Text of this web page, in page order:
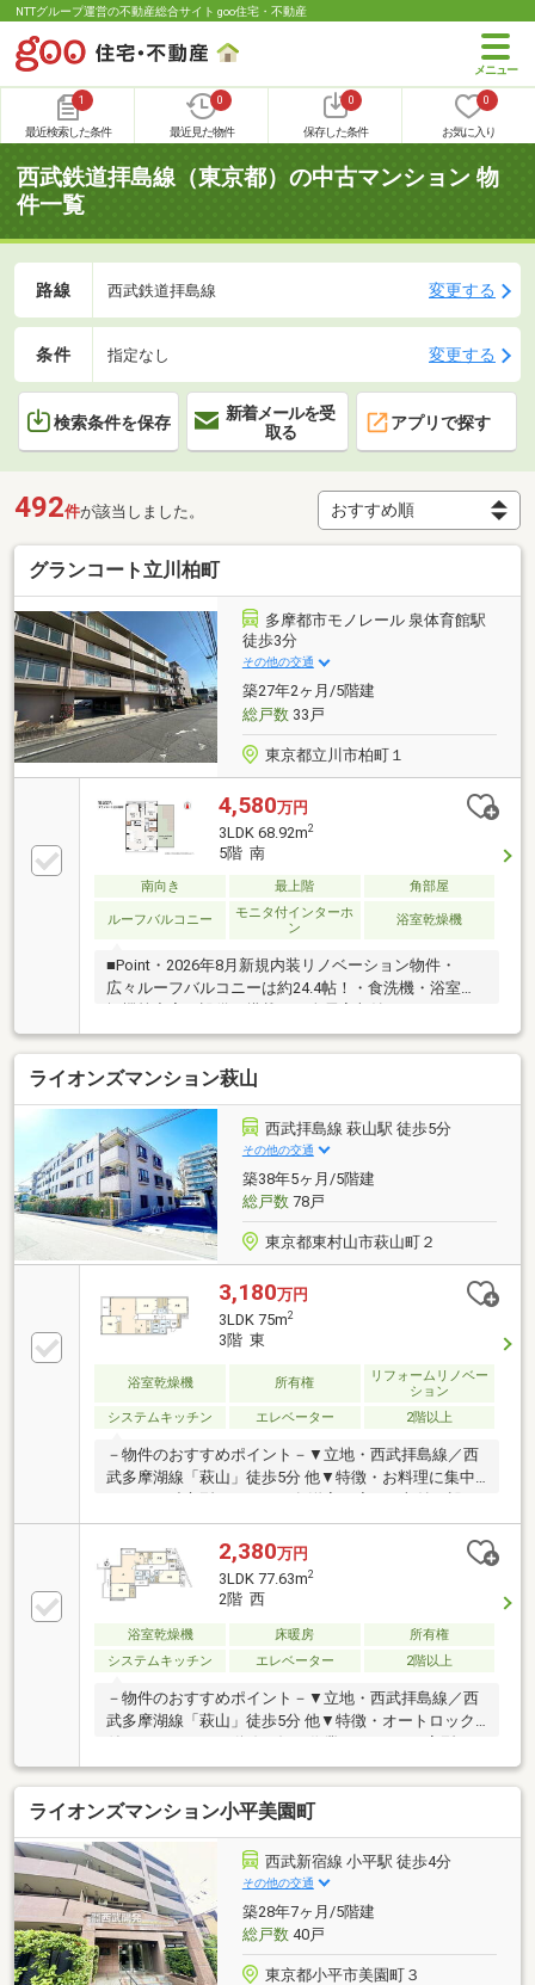
NTTグループ運営の不動産総合サイト goo住宅・不動産
1
最近検索した条件
0
最近見た物件
0
保存した条件
0
お気に入り
西武鉄道拝島線（東京都）の中古マンション 物
件一覧
路線 西武鉄道拝島線 変更する
条件 指定なし 変更する
検索条件を保存
新着メールを受
取る
アプリで探す
492件が該当しました。
グランコート立川柏町
多摩都市モノレール 泉体育館駅
徒歩3分
その他の交通
築27年2ヶ月/5階建
総戸数33戸
東京都立川市柏町１
4,580万円
3LDK 68.92m2
5階 南
南向き 最上階 角部屋
ルーフバルコニー
モニタ付インターホ
ン
浴室乾燥機
■Point・2026年8月新規内装リノベーション物件・
広々ルーフバルコニーは約24.4帖！・食洗機・浴室乾
マンションにはオートロック・宅配ボックス完備
■Access多摩都市モノレール「泉体育館」駅…徒歩3分
■Renovationシステムキッチン、ユニットバス、トイ
レ、洗面化粧台、フローリング、クロス、建具、給湯
器、下足入、ハウスクリーニングなど生活利便施設が
徒歩10分圏内に揃っており、日常生活や子育てにも最
適な環境です！現地、周辺環境の確認等含めご見学は
随時承っております。お気軽にお問合せください！
ライオンズマンション萩山
西武拝島線 萩山駅 徒歩5分
その他の交通
築38年5ヶ月/5階建
総戸数78戸
東京都東村山市萩山町２
3,180万円
3LDK 75m2
3階 東
浴室乾燥機 所有権
リフォームリノベー
ション
システムキッチン
エレベーター 2階以上
－物件のおすすめポイント－▼立地・西武拝島線／西
武多摩湖線「萩山」徒歩5分 他▼特徴・お料理に集中
置・雨天時の洗濯に重宝する浴室乾燥機付・オートロ
ックシステムを採用▼2026年7月室内リフォーム内容
【新規交換】キッチン、UB、洗面化粧台、トイレ 等
【その他】全室天井・壁クロス貼替、フローリング貼
220m)・萩山町2丁目第1仲よし広場 徒歩1分(約60m)■
ご希望の住まい探しをお手伝いします
い合わせください。
2,380万円
3LDK 77.63m2
2階 西
浴室乾燥機 床暖房
所有権
システムキッチン
エレベーター 2階以上
－物件のおすすめポイント－▼立地・西武拝島線／西
武多摩湖線「萩山」徒歩5分 他▼特徴・オートロック
ッチン・リビング部分に床暖房敷設・各洋室・廊下に
収納スペースを設置・雨天時の洗濯に重宝する浴室換
気乾燥機有・開放的なバルコニー付・2025年に給湯器
交換▼設備・オートバス・温水洗浄便座▼周辺環境・
東村山市立萩山小学校 徒歩3分(約220m)・スーパーあ
まいけ萩山駅前店 徒歩9分(約660m)■ ご希望の住まい
探しをお手伝いします ━━━━━・・・物件の詳細・
ご相談はお気軽にお問い合わせください。
ライオンズマンション小平美園町
西武新宿線 小平駅 徒歩4分
その他の交通
築28年7ヶ月/5階建
総戸数40戸
東京都小平市美園町３